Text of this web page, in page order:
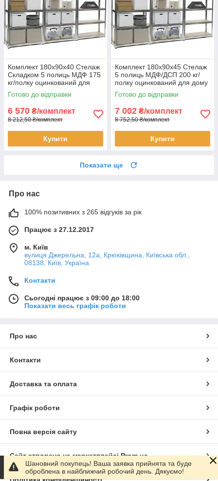
Комплект 180х90х40 Стелаж
Складком 5 полиць МДФ 175
кг/полку оцинкований для
дому офісу склад 3 штуки
Готово до відправки
6 570 ₴/комплект
8 212,50 ₴/комплект
Купити
Комплект 180х90х45 Стелаж
5 полиць МДФ/ДСП 200 кг/
полку оцинкований для дому
офісу склад 3 штуки
Готово до відправки
7 002 ₴/комплект
8 752,50 ₴/комплект
Купити
Показати ще
Про нас
100% позитивних з 265 відгуків за рік
Працює з 27.12.2017
м. Київ
вулиця Джерельна, 12а, Крюківщина, Київська обл.,
08138, Київ, Україна
Контакти
Сьогодні працює з 09:00 до 18:00
Показати весь графік роботи
Про нас
Контакти
Доставка та оплата
Графік роботи
Повна версія сайту
Сайт створено на маркетплейсіProm.ua
Політика конфіденційності
Шановний покупець! Ваша заявка прийнята та буде
оброблена в найближчий робочий день. Дякуємо!